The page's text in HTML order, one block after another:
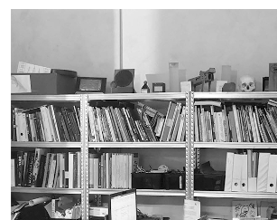
Imagen de portada